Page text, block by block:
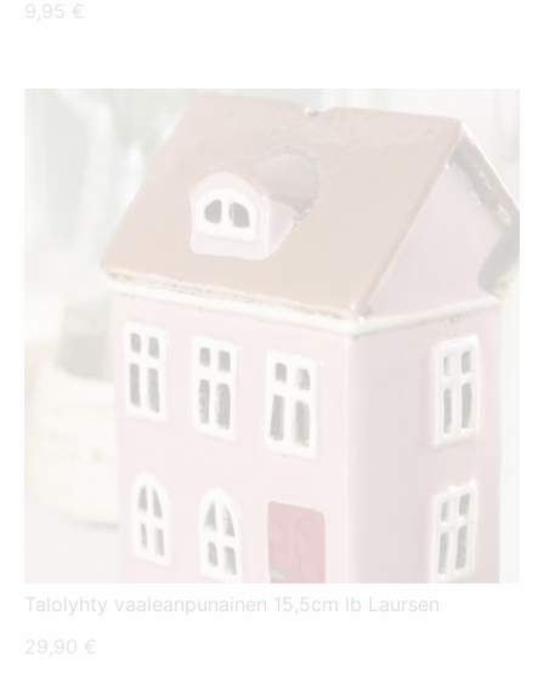
9,95 €
Talolyhty vaaleanpunainen 15,5cm Ib Laursen
29,90 €